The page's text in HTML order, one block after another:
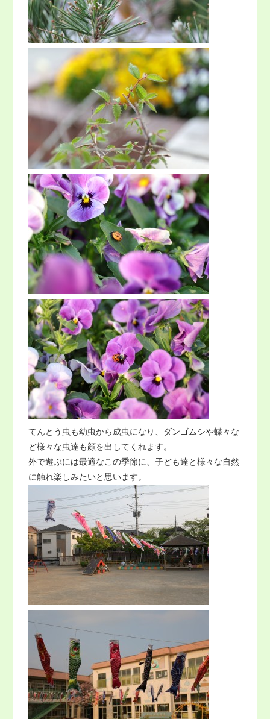
てんとう虫も幼虫から成虫になり、ダンゴムシや蝶々な
ど様々な虫達も顔を出してくれます。
外で遊ぶには最適なこの季節に、子ども達と様々な自然
に触れ楽しみたいと思います。